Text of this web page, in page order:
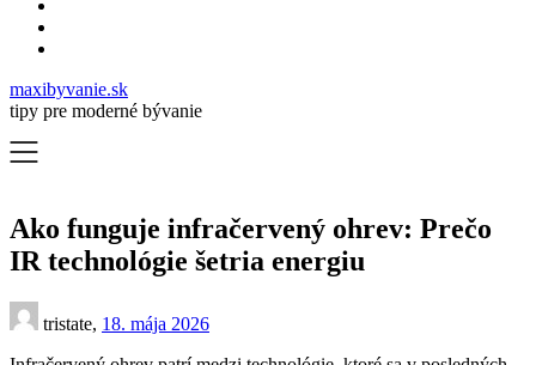
maxibyvanie.sk
tipy pre moderné bývanie
Ako funguje infračervený ohrev: Prečo
IR technológie šetria energiu
tristate, 18. mája 2026